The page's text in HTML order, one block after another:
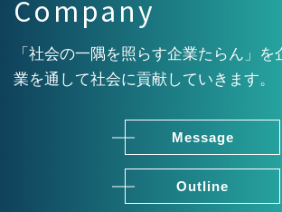
Company
「社会の一隅を照らす企業たらん」
業を通して社会に貢献していきます。
Message
Outline